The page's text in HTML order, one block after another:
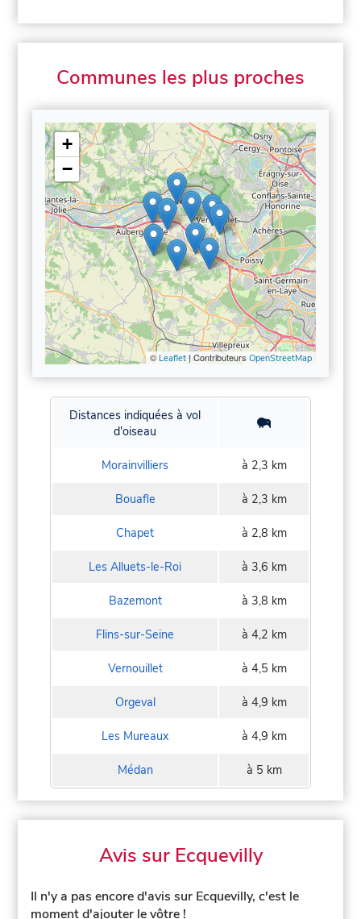
Communes les plus proches
+
−
© Leaflet| Contributeurs OpenStreetMap
Distances indiquées à vol
d'oiseau
Morainvilliers à 2,3 km
Bouafle à 2,3 km
Chapet à 2,8 km
Les Alluets-le-Roi à 3,6 km
Bazemont à 3,8 km
Flins-sur-Seine à 4,2 km
Vernouillet à 4,5 km
Orgeval à 4,9 km
Les Mureaux à 4,9 km
Médan à 5 km
Avis sur Ecquevilly
Il n'y a pas encore d'avis sur Ecquevilly, c'est le
moment d'ajouter le vôtre !